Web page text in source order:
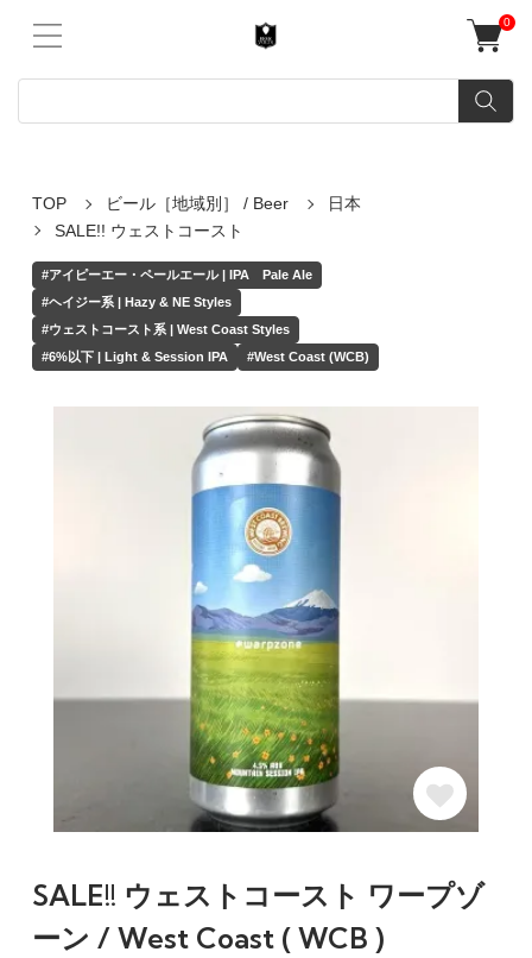
0
TOP ビール［地域別］ / Beer
日本
SALE!! ウェストコースト
#アイピーエー・ペールエール | IPA Pale Ale
#ヘイジー系 | Hazy & NE Styles
#ウェストコースト系 | West Coast Styles
#6%以下 | Light & Session IPA
#West Coast (WCB)
SALE!! ウェストコースト ワープゾ
ーン / West Coast ( WCB )